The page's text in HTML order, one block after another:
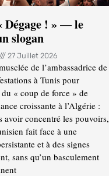
Dégage ! » — le
slogan
27 Juillet 2026
de l’ambassadrice de
à Tunis pour
« coup de force » de
croissante à l’Algérie :
avoir concentré les pouvoirs,
fait face à une
et à des signes
sans qu’un basculement